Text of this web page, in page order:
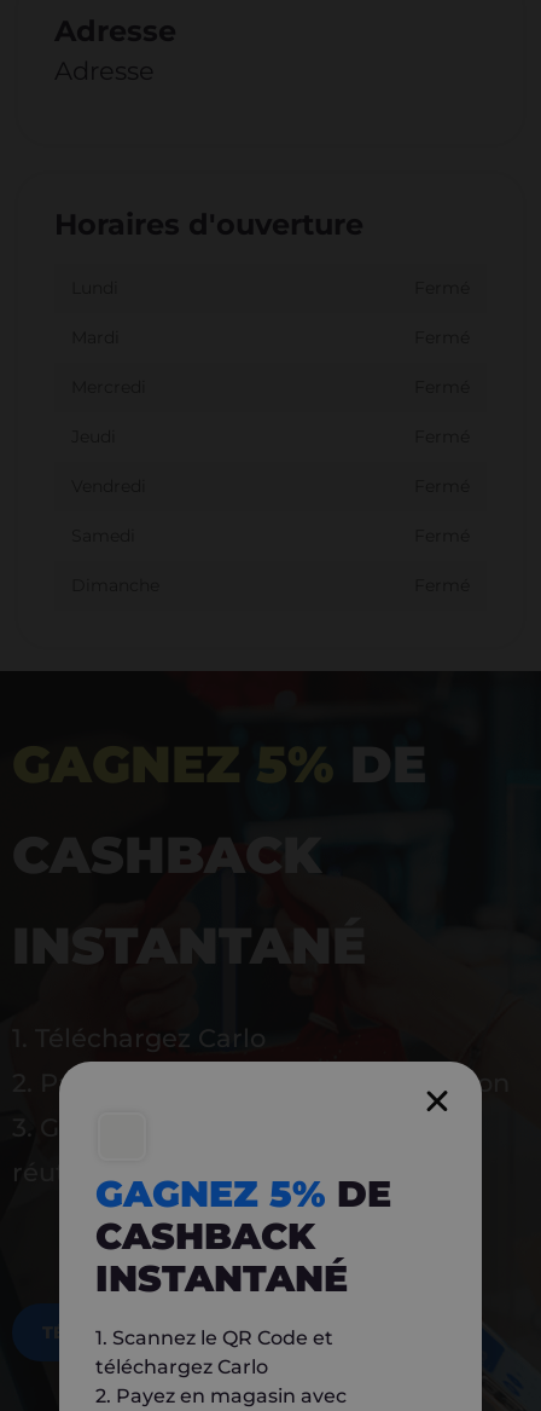
Adresse
Adresse
Horaires d'ouverture
GAGNEZ 5% DE
CASHBACK
INSTANTANÉ
1. Téléchargez Carlo
2. Payez en magasin avec l’application
3. Gagnez instantanément 5 % à
réutiliser
TÉLÉCHARGEZ MAINTENANT
GAGNEZ 5% DE
CASHBACK
INSTANTANÉ
1. Scannez le QR Code et
téléchargez Carlo
2. Payez en magasin avec